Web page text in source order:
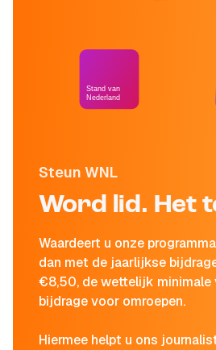
Steun WNL
Word lid. Het
Waardeert u onze
dan met de jaarlijkse
€8,50, de wettelijk minimale
bijdrage voor omroepen.
Hiermee helpt u ons
Stand van
Nederland